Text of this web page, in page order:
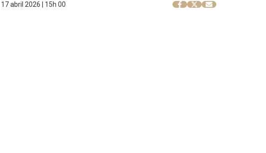
17 abril 2026 | 15h 00